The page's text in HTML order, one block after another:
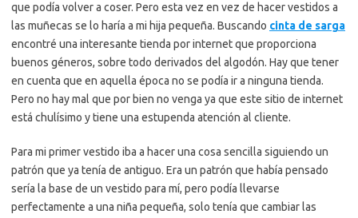
que podía volver a coser. Pero esta vez en vez de hacer vestidos a
las muñecas se lo haría a mi hija pequeña. Buscando cinta de sarga
encontré una interesante tienda por internet que proporciona
buenos géneros, sobre todo derivados del algodón. Hay que tener
en cuenta que en aquella época no se podía ir a ninguna tienda.
Pero no hay mal que por bien no venga ya que este sitio de internet
está chulísimo y tiene una estupenda atención al cliente.
Para mi primer vestido iba a hacer una cosa sencilla siguiendo un
patrón que ya tenía de antiguo. Era un patrón que había pensado
sería la base de un vestido para mí, pero podía llevarse
perfectamente a una niña pequeña, solo tenía que cambiar las